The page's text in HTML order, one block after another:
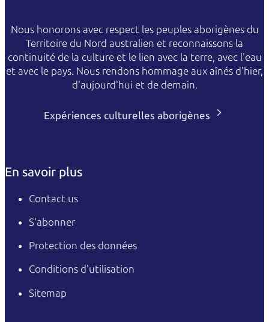
Nous honorons avec respect les peuples aborigènes du
Territoire du Nord australien et reconnaissons la
continuité de la culture et le lien avec la terre, avec l'eau
et avec le pays. Nous rendons hommage aux aînés d'hier,
d'aujourd'hui et de demain.
Expériences culturelles aborigènes
En savoir plus
Contact us
S’abonner
Protection des données
Conditions d'utilisation
Sitemap